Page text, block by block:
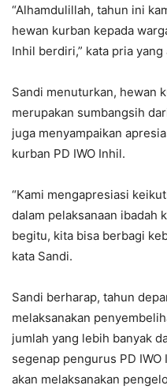
“Alhamdulillah, tahun ini
hewan kurban kepada
Inhil berdiri,” kata pria
Sandi menuturkan, hewan
merupakan sumbangsih
juga menyampaikan
kurban PD IWO Inhil.
“Kami mengapresiasi
dalam pelaksanaan ibadah
begitu, kita bisa berbagi
kata Sandi.
Sandi berharap, tahun
melaksanakan
jumlah yang lebih banyak
segenap pengurus PD
akan melaksanakan